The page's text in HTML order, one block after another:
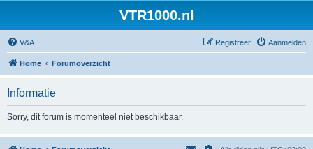
VTR1000.nl
V&A Aanmelden
Registreer
Home Forumoverzicht
Informatie
Sorry, dit forum is momenteel niet beschikbaar.